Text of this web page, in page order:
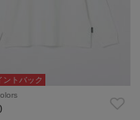
ントバック